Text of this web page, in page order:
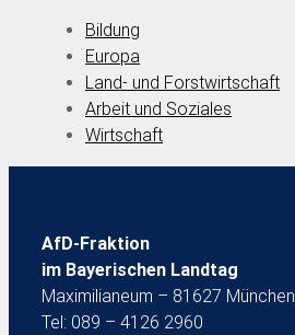
Bildung
Europa
Land- und Forstwirtschaft
Arbeit und Soziales
Wirtschaft
AfD-Fraktion
im Bayerischen Landtag
Maximilianeum – 81627 München
Tel: 089 – 4126 2960